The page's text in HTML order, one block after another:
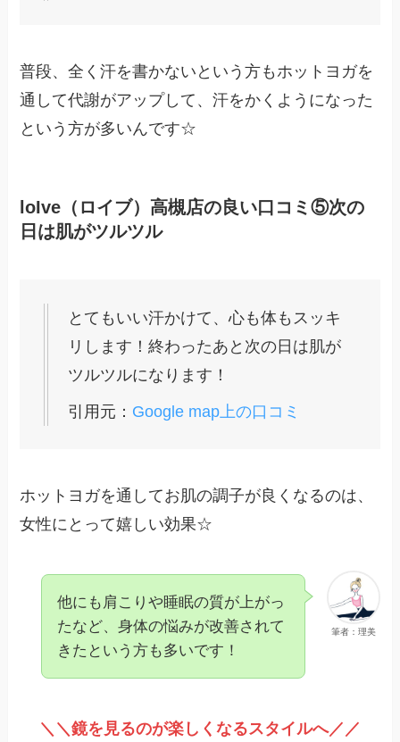
普段、全く汗を書かないという方もホットヨガを
通して代謝がアップして、汗をかくようになった
という方が多いんです☆
loIve（ロイブ）高槻店の良い口コミ⑤次の
日は肌がツルツル
とてもいい汗かけて、心も体もスッキ
リします！終わったあと次の日は肌が
ツルツルになります！
引用元： Google map上の口コミ
ホットヨガを通してお肌の調子が良くなるのは、
女性にとって嬉しい効果☆
筆者：理美
他にも肩こりや睡眠の質が上がっ
たなど、身体の悩みが改善されて
きたという方も多いです！
＼＼鏡を見るのが楽しくなるスタイルへ／／